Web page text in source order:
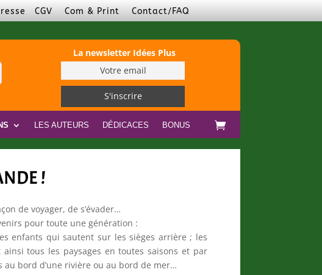
CGV Com & Print Contact/FAQ
La newsletter Idées Plus
LES AUTEURS DÉDICACES BONUS
!
de voyager, de s’évader…
pour toute une génération :
enfants qui sautent sur les sièges arrière ; les
tous les paysages en toutes saisons et par
bord d’une rivière ou au bord de mer…